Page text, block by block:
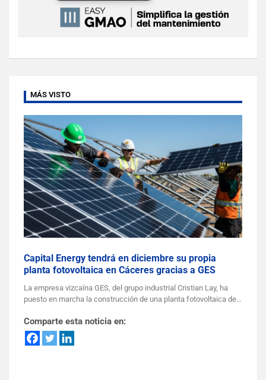
MÁS VISTO
Capital Energy tendrá en diciembre su propia
planta fotovoltaica en Cáceres gracias a GES
La empresa vizcaína GES, del grupo industrial Cristian Lay, ha
puesto en marcha la construcción de una planta fotovoltaica de…
Comparte esta noticia en: